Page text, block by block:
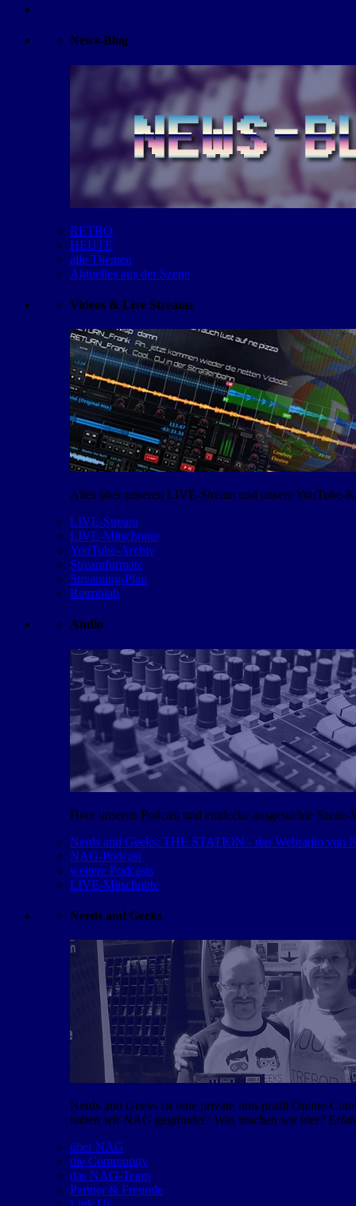
News-Blog
RETRO
HEUTE
alle Themen
Aktuelles aus der Szene
Videos & Live Streams
Alles über unseren LIVE-Stream und unsere YouTube-
LIVE-Stream
LIVE-Mitschnitte
YouTube-Archiv
Streamformate
Streaming-Plan
Retroblah
Audio
Höre unseren Podcast und entdecke ausgesuchte Szene-
Nerds and Geeks: THE STATION - das Webradio von
NAG-Podcast
weitere Podcasts
LIVE-Mitschnitte
Nerds and Geeks
Nerds and Geeks ist eine private non-profit Online-
haben wir NAG gegründet? Was machen wir hier?
über NAG
die Community
das NAG-Team
Partner & Freunde